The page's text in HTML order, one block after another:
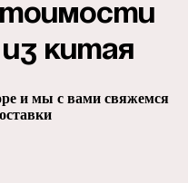
Китая
и мы с вами свяжемся